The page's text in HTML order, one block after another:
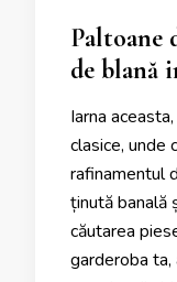
Paltoane
de blană
Iarna
clasice, unde
rafinamentul
ținută banală
căutarea
garderoba